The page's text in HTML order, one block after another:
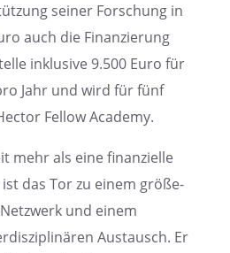
seiner Forschung in
auch die Finan­zie­rung
inklu­sive 9.500 Euro für
Jahr und wird für fünf
Fellow Academy.
mehr als eine finan­zi­elle
das Tor zu einem größe­
und einem
Austausch. Er